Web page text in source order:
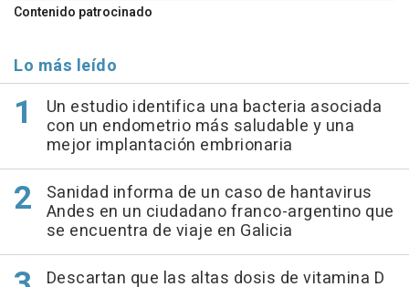
Contenido patrocinado
Lo más leído
Un estudio identifica una bacteria asociada
con un endometrio más saludable y una
mejor implantación embrionaria
Sanidad informa de un caso de hantavirus
Andes en un ciudadano franco-argentino que
se encuentra de viaje en Galicia
Descartan que las altas dosis de vitamina D